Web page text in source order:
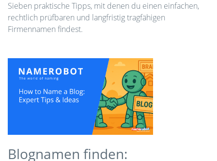
Sieben praktische Tipps, mit denen du einen einfachen,
rechtlich prüfbaren und langfristig tragfähigen
Firmennamen findest.
Blognamen finden: